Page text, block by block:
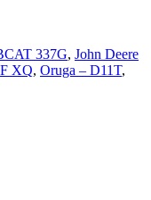
337G, John Deere
XQ, Oruga – D11T,